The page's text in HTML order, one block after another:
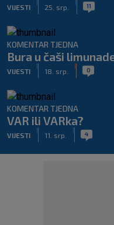
VIJESTI 25. srp. 11
KOMENTAR TJEDNA
Bura u čaši
VIJESTI 18. srp. 0
KOMENTAR TJEDNA
VAR ili VARka?
VIJESTI 11. srp. 4